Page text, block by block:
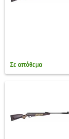
Σε απόθεμα